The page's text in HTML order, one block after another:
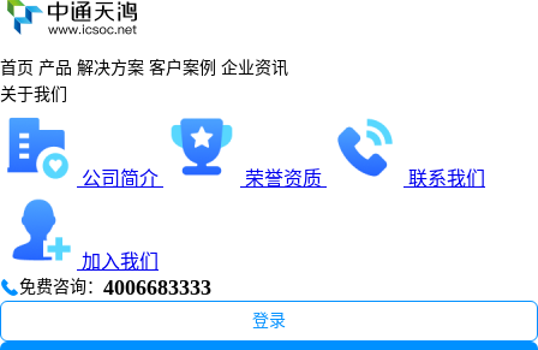
首页 产品 解决方案 客户案例 企业资讯
关于我们
公司简介 荣誉资质 联系我们
加入我们
免费咨询： 4006683333
登录